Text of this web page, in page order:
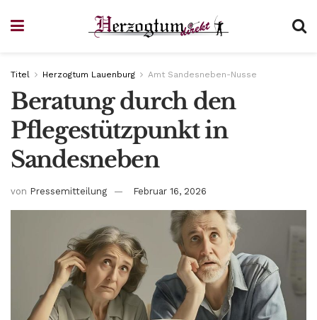
Titel Herzogtum Lauenburg Amt Sandesneben-Nusse
Beratung durch den
Pflegestützpunkt in
Sandesneben
von Pressemitteilung Februar 16, 2026